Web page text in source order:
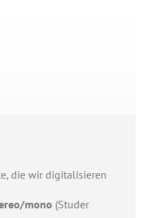
die wir digitalisieren
mono (Studer